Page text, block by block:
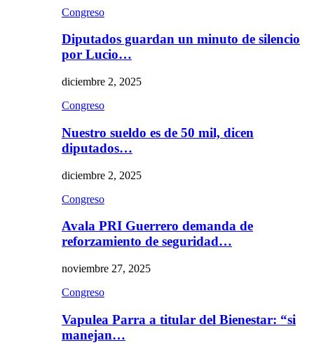
Congreso
Diputados guardan un minuto de silencio
por Lucio…
diciembre 2, 2025
Congreso
Nuestro sueldo es de 50 mil, dicen
diputados…
diciembre 2, 2025
Congreso
Avala PRI Guerrero demanda de
reforzamiento de seguridad…
noviembre 27, 2025
Congreso
Vapulea Parra a titular del Bienestar: “si
manejan…